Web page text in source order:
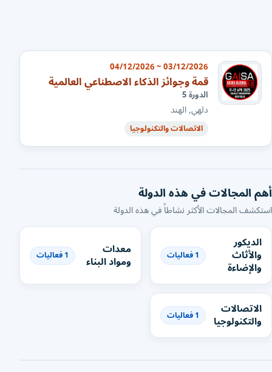
03/12/2026 ~ 04/12/2026
قمة وجوائز الذكاء الاصطناعي العالمية
الدورة 5
دلهي, الهند
الاتصالات والتكنولوجيا
أهم المجالات في هذه الدولة
استكشف المجالات الأكثر نشاطاً في هذه الدولة
الديكور
والأثاث
والإضاءة
1 فعاليات معدات
ومواد البناء 1 فعاليات
الاتصالات
والتكنولوجيا 1 فعاليات